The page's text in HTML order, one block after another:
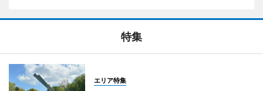
特集
エリア特集